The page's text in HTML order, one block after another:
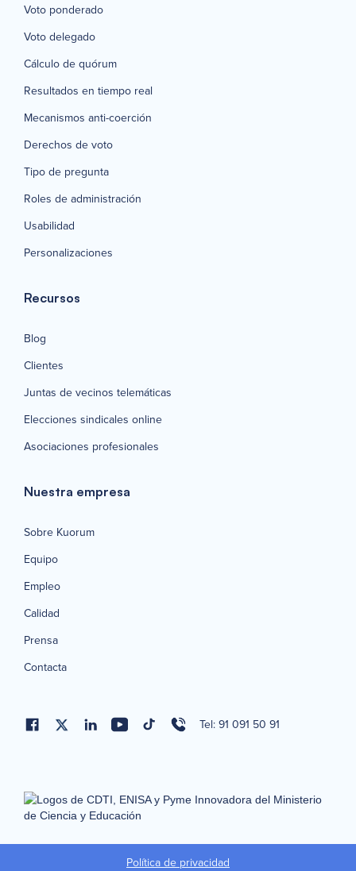
Voto ponderado
Voto delegado
Cálculo de quórum
Resultados en tiempo real
Mecanismos anti-coerción
Derechos de voto
Tipo de pregunta
Roles de administración
Usabilidad
Personalizaciones
Recursos
Blog
Clientes
Juntas de vecinos telemáticas
Elecciones sindicales online
Asociaciones profesionales
Nuestra empresa
Sobre Kuorum
Equipo
Empleo
Calidad
Prensa
Contacta
Tel: 91 091 50 91
Política de privacidad